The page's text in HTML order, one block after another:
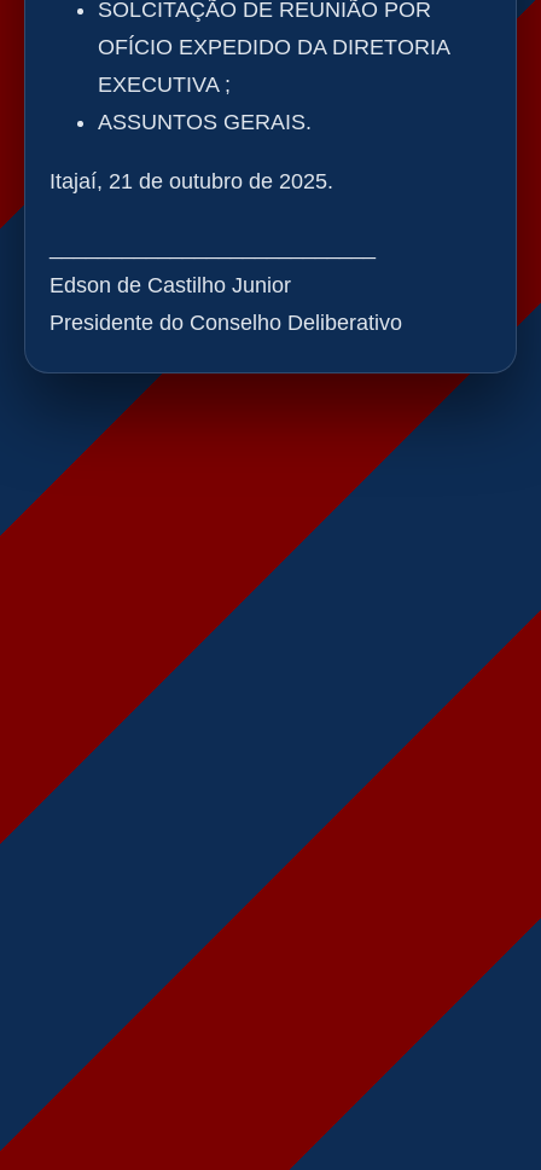
SOLCITAÇÃO DE REUNIÃO POR
OFÍCIO EXPEDIDO DA DIRETORIA
EXECUTIVA ;
ASSUNTOS GERAIS.
Itajaí, 21 de outubro de 2025.
Edson de Castilho Junior
Presidente do Conselho Deliberativo